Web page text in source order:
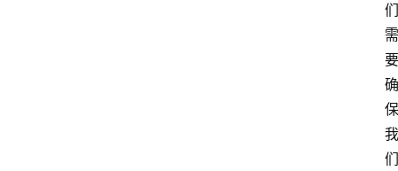
们
需
要
确
保
我
们